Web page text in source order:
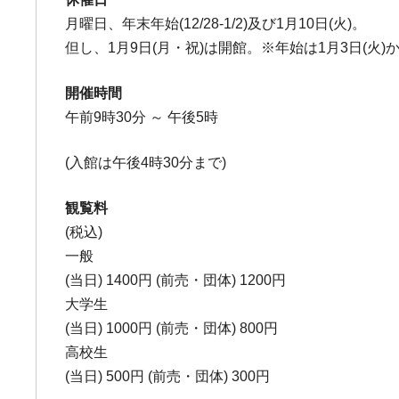
月曜日、年末年始(12/28-1/2)及び1月10日(火)。
但し、1月9日(月・祝)は開館。※年始は1月3日(火)か
開催時間
午前9時30分 ～ 午後5時
(入館は午後4時30分まで)
観覧料
(税込)
一般
(当日) 1400円 (前売・団体) 1200円
大学生
(当日) 1000円 (前売・団体) 800円
高校生
(当日) 500円 (前売・団体) 300円